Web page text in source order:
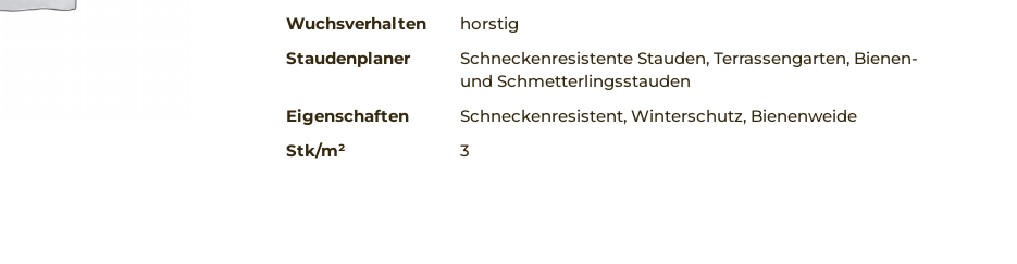
Wuchsverhalten
horstig
Staudenplaner
Schneckenresistente Stauden, Terrassengarten, Bienen-
und Schmetterlingsstauden
Eigenschaften
Schneckenresistent, Winterschutz, Bienenweide
Stk/m²
3